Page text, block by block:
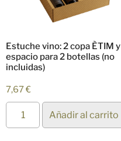
Estuche vino: 2 copa ÈTIM y
espacio para 2 botellas (no
incluidas)
7,67€
Añadir al carrito